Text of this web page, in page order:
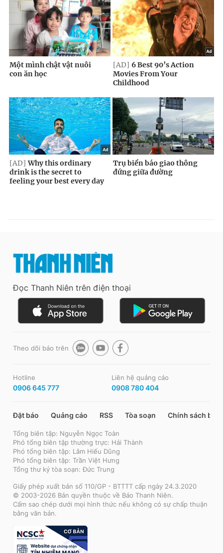
Đọc Thanh Niên trên điện thoại
Theo dõi báo trên
Hotline
0906 645 777
Liên hệ quảng cáo
0908 780 404
Đặt báo Quảng cáo RSS Tòa soạn Chính sách bảo
Tổng biên tập: Nguyễn Ngọc Toàn
Phó tổng biên tập thường trực: Hải Thành
Phó tổng biên tập: Lâm Hiếu Dũng
Phó tổng biên tập: Trần Việt Hưng
Tổng thư ký tòa soạn: Đức Trung
Giấy phép xuất bản số 110/GP - BTTTT cấp ngày 24.3.2020
© 2003-2026 Bản quyền thuộc về Báo Thanh Niên.
Cấm sao chép dưới mọi hình thức nếu không có sự chấp thuận
bằng văn bản.